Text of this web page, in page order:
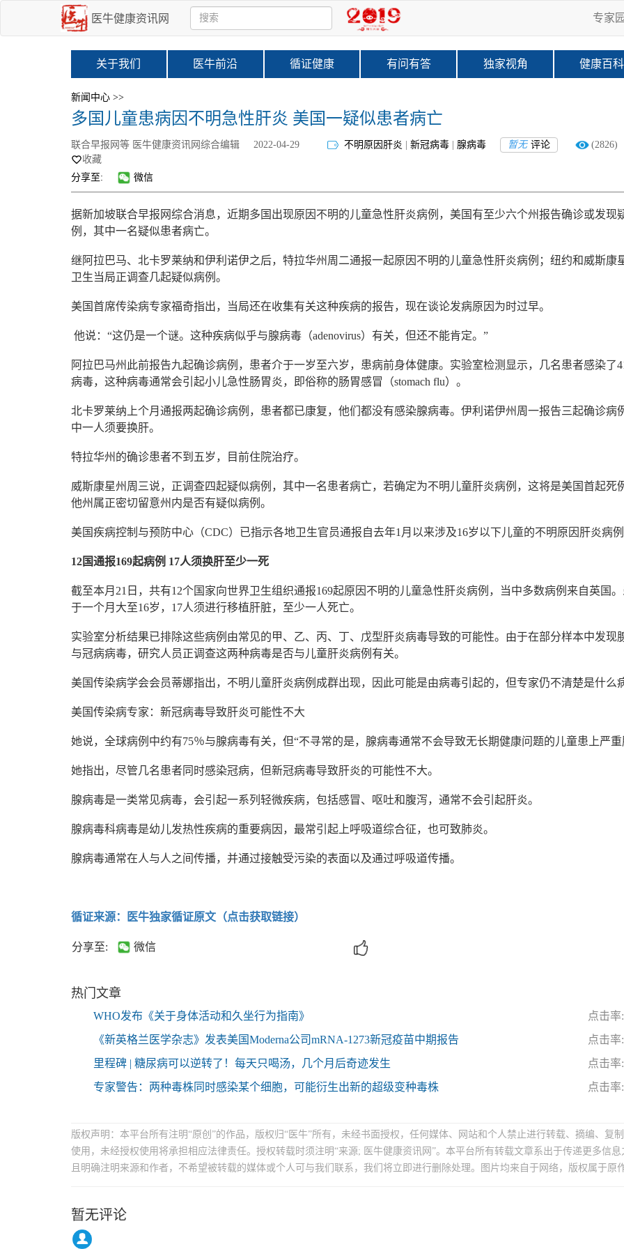
医牛健康资讯网 专家
关于我们 医牛前沿 循证健康 有问有答 独家视角 健康百科
新闻中心 >>
多国儿童患病因不明急性肝炎 美国一疑似患者病亡
联合早报网等 医牛健康资讯网综合编辑 2022-04-29 不明原因肝炎 新冠病毒 腺病毒 暂无 评论
(2826)
收藏
分享至:
微信
据新加坡联合早报网综合消息，近期多国出现原因不明的儿童急性肝炎病例，美国有至少六个州报告确诊或发现
例，其中一名疑似患者病亡。
继阿拉巴马、北卡罗莱纳和伊利诺伊之后，特拉华州周二通报一起原因不明的儿童急性肝炎病例；纽约和威斯康
卫生当局正调查几起疑似病例。
美国首席传染病专家福奇指出，当局还在收集有关这种疾病的报告，现在谈论发病原因为时过早。
他说：“这仍是一个谜。这种疾病似乎与腺病毒（adenovirus）有关，但还不能肯定。”
阿拉巴马州此前报告九起确诊病例，患者介于一岁至六岁，患病前身体健康。实验室检测显示，几名患者感染了
病毒，这种病毒通常会引起小儿急性肠胃炎，即俗称的肠胃感冒（stomach flu）。
北卡罗莱纳上个月通报两起确诊病例，患者都已康复，他们都没有感染腺病毒。伊利诺伊州周一报告三起确诊病
中一人须要换肝。
特拉华州的确诊患者不到五岁，目前住院治疗。
威斯康星州周三说，正调查四起疑似病例，其中一名患者病亡，若确定为不明儿童肝炎病例，这将是美国首起死
他州属正密切留意州内是否有疑似病例。
美国疾病控制与预防中心（CDC）已指示各地卫生官员通报自去年1月以来涉及16岁以下儿童的不明原因肝炎病例
12国通报169起病例 17人须换肝至少一死
截至本月21日，共有12个国家向世界卫生组织通报169起原因不明的儿童急性肝炎病例，当中多数病例来自英国
于一个月大至16岁，17人须进行移植肝脏，至少一人死亡。
实验室分析结果已排除这些病例由常见的甲、乙、丙、丁、戊型肝炎病毒导致的可能性。由于在部分样本中发现
与冠病病毒，研究人员正调查这两种病毒是否与儿童肝炎病例有关。
美国传染病学会会员蒂娜指出，不明儿童肝炎病例成群出现，因此可能是由病毒引起的，但专家仍不清楚是什么
美国传染病专家：新冠病毒导致肝炎可能性不大
她说，全球病例中约有75％与腺病毒有关，但“不寻常的是，腺病毒通常不会导致无长期健康问题的儿童患上严重
她指出，尽管几名患者同时感染冠病，但新冠病毒导致肝炎的可能性不大。
腺病毒是一类常见病毒，会引起一系列轻微疾病，包括感冒、呕吐和腹泻，通常不会引起肝炎。
腺病毒科病毒是幼儿发热性疾病的重要病因，最常引起上呼吸道综合征，也可致肺炎。
腺病毒通常在人与人之间传播，并通过接触受污染的表面以及通过呼吸道传播。
循证来源：医牛独家循证原文（点击获取链接）
分享至: 微信
热门文章
WHO发布《关于身体活动和久坐行为指南》
点击率
《新英格兰医学杂志》发表美国Moderna公司mRNA-1273新冠疫苗中期报告
点击率
里程碑 | 糖尿病可以逆转了！每天只喝汤，几个月后奇迹发生
点击率
专家警告：两种毒株同时感染某个细胞，可能衍生出新的超级变种毒株
点击率
版权声明：本平台所有注明“原创”的作品，版权归“医牛”所有，未经书面授权，任何媒体、网站和个人禁止进行转载、摘编、复
使用，未经授权使用将承担相应法律责任。授权转载时须注明“来源; 医牛健康资讯网”。本平台所有转载文章系出于传递更多信息
且明确注明来源和作者，不希望被转载的媒体或个人可与我们联系，我们将立即进行删除处理。图片均来自于网络，版权属于原作
暂无评论